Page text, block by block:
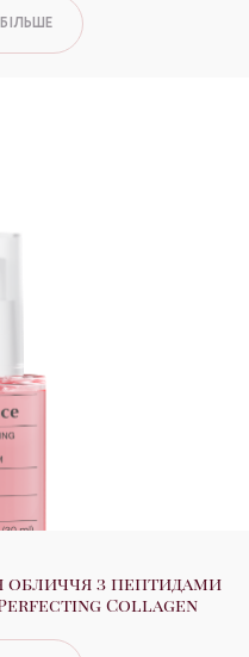
обличчя з пептидами
Collagen